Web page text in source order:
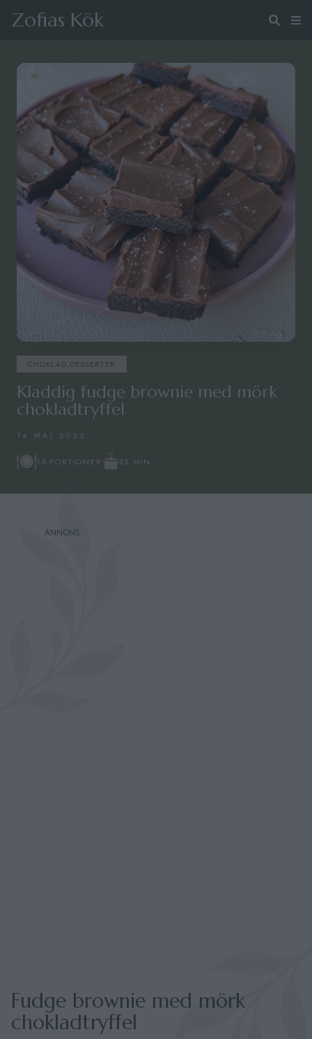
Zofias Kök
CHOKLAD DESSERTER
Kladdig fudge brownie med mörk
chokladtryffel
14 MAJ 2023
15 PORTIONER 35 MIN
Fudge brownie med mörk
chokladtryffel